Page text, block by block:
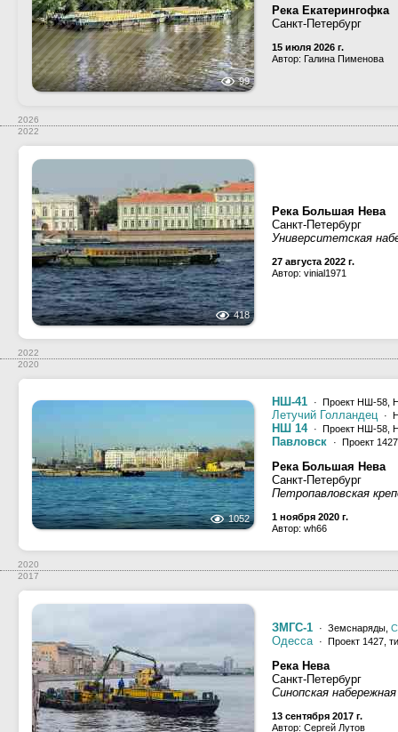
99
Река Екатерингофка
Санкт-Петербург
15 июля 2026 г.
Автор: Галина Пименова
2026
2022
418
Река Большая Нева
Санкт-Петербург
Университетская
27 августа 2022 г.
Автор: vinial1971
2022
2020
1052
НШ-41 · Проект НШ-
Летучий Голландец ·
НШ 14 · Проект НШ-
Павловск · Проект
Река Большая Нева
Санкт-Петербург
Петропавловская
1 ноября 2020 г.
Автор: wh66
2020
2017
ЗМГС-1 · Земснаряды,
Одесса · Проект 1427,
Река Нева
Санкт-Петербург
Синопская набережная
13 сентября 2017 г.
Автор: Сергей Лутов